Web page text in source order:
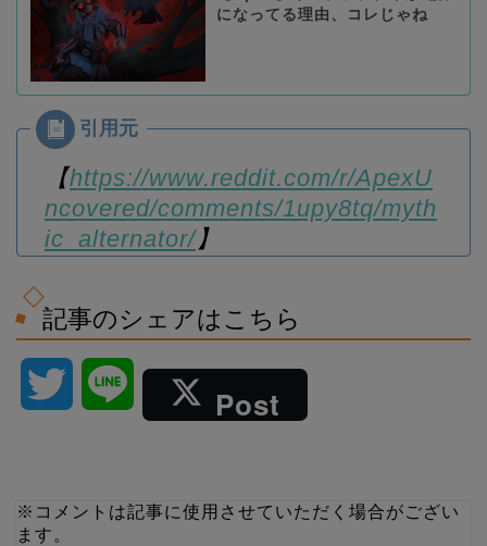
になってる理由、コレじゃね
【https://www.reddit.com/r/ApexU
ncovered/comments/1upy8tq/myth
ic_alternator/】
記事のシェアはこちら
Post
※コメントは記事に使用させていただく場合がござい
ます。